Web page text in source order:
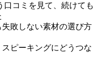
口コミを見て、続けても
敗しない素材の選び方
ピーキングにどうつな